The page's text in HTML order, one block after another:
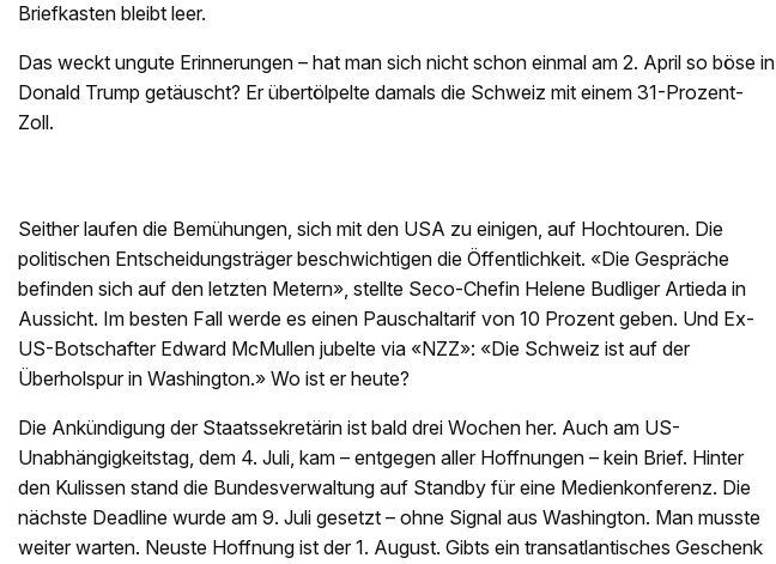
Briefkasten bleibt leer.
Das weckt ungute Erinnerungen – hat man sich nicht schon einmal am 2. April so böse in
Donald Trump getäuscht? Er übertölpelte damals die Schweiz mit einem 31-Prozent-
Zoll.
Seither laufen die Bemühungen, sich mit den USA zu einigen, auf Hochtouren. Die
politischen Entscheidungsträger beschwichtigen die Öffentlichkeit. «Die Gespräche
befinden sich auf den letzten Metern», stellte Seco-Chefin Helene Budliger Artieda in
Aussicht. Im besten Fall werde es einen Pauschaltarif von 10 Prozent geben. Und Ex-
US-Botschafter Edward McMullen jubelte via «NZZ»: «Die Schweiz ist auf der
Überholspur in Washington.» Wo ist er heute?
Die Ankündigung der Staatssekretärin ist bald drei Wochen her. Auch am US-
Unabhängigkeitstag, dem 4. Juli, kam – entgegen aller Hoffnungen – kein Brief. Hinter
den Kulissen stand die Bundesverwaltung auf Standby für eine Medienkonferenz. Die
nächste Deadline wurde am 9. Juli gesetzt – ohne Signal aus Washington. Man musste
weiter warten. Neuste Hoffnung ist der 1. August. Gibts ein transatlantisches Geschenk